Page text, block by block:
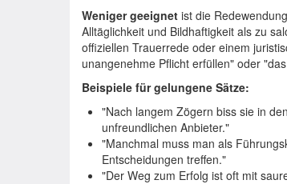
Weniger geeignet ist die
Alltäglichkeit und Bildhaftigkeit als zu
offiziellen Trauerrede oder einem
unangenehme Pflicht erfüllen" oder
Beispiele für gelungene Sätze:
"Nach langem Zögern biss sie in
unfreundlichen Anbieter."
"Manchmal muss man als
Entscheidungen treffen."
"Der Weg zum Erfolg ist oft mit